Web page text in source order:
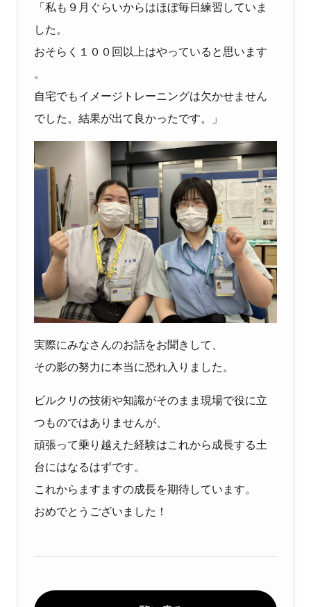
「私も９月ぐらいからはほぼ毎日練習していま
した。
おそらく１００回以上はやっていると思います
。
自宅でもイメージトレーニングは欠かせません
でした。結果が出て良かったです。」
実際にみなさんのお話をお聞きして、
その影の努力に本当に恐れ入りました。
ビルクリの技術や知識がそのまま現場で役に立
つものではありませんが、
頑張って乗り越えた経験はこれから成長する土
台にはなるはずです。
これからますますの成長を期待しています。
おめでとうございました！